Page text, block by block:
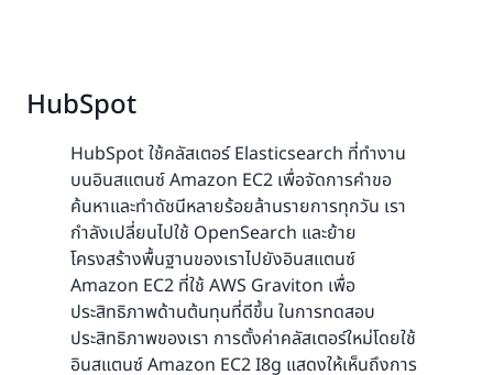
HubSpot
HubSpot ใช้คลัสเตอร์ Elasticsearch ที่ทำงาน
บนอินสแตนซ์ Amazon EC2 เพื่อจัดการคำขอ
ค้นหาและทำดัชนีหลายร้อยล้านรายการทุกวัน เรา
กำลังเปลี่ยนไปใช้ OpenSearch และย้าย
โครงสร้างพื้นฐานของเราไปยังอินสแตนซ์
Amazon EC2 ที่ใช้ AWS Graviton เพื่อ
ประสิทธิภาพด้านต้นทุนที่ดีขึ้น ในการทดสอบ
ประสิทธิภาพของเรา การตั้งค่าคลัสเตอร์ใหม่โดยใช้
อินสแตนซ์ Amazon EC2 I8g แสดงให้เห็นถึงการ